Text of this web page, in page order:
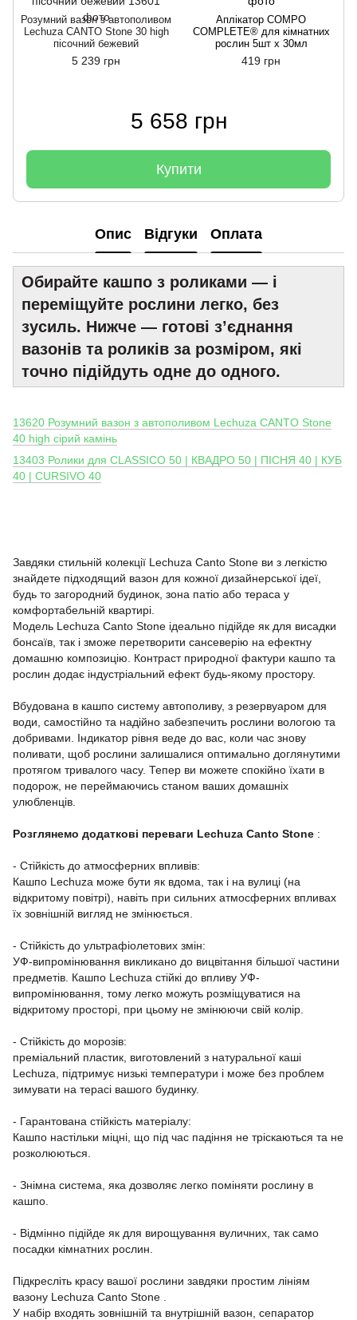
Розумний вазон з автополивом
Lechuza CANTO Stone 30 high
пісочний бежевий
5 239 грн
Аплікатор COMPO
COMPLETE® для кімнатних
рослин 5шт x 30мл
419 грн
5 658 грн
Купити
Опис Відгуки Оплата
Обирайте кашпо з роликами — і
переміщуйте рослини легко, без
зусиль. Нижче — готові з’єднання
вазонів та роликів за розміром, які
точно підійдуть одне до одного.
13620 Розумний вазон з автополивом Lechuza CANTO Stone
40 high сірий камінь
13403 Ролики для CLASSICO 50 | КВАДРО 50 | ПІСНЯ 40 | КУБ
40 | CURSIVO 40
Завдяки стильній колекції Lechuza Canto Stone ви з легкістю
знайдете підходящий вазон для кожної дизайнерської ідеї,
будь то загородний будинок, зона патіо або тераса у
комфортабельній квартирі.
Модель Lechuza Canto Stone ідеально підійде як для висадки
бонсаїв, так і зможе перетворити сансеверію на ефектну
домашню композицію. Контраст природної фактури кашпо та
рослин додає індустріальний ефект будь-якому простору.
Вбудована в кашпо систему автополиву, з резервуаром для
води, самостійно та надійно забезпечить рослини вологою та
добривами. Індикатор рівня веде до вас, коли час знову
поливати, щоб рослини залишалися оптимально доглянутими
протягом тривалого часу. Тепер ви можете спокійно їхати в
подорож, не переймаючись станом ваших домашніх
улюбленців.
Розглянемо додаткові переваги Lechuza Canto Stone :
- Стійкість до атмосферних впливів:
Кашпо Lechuza може бути як вдома, так і на вулиці (на
відкритому повітрі), навіть при сильних атмосферних впливах
їх зовнішній вигляд не змінюється.
- Стійкість до ультрафіолетових змін:
УФ-випромінювання викликано до вицвітання більшої частини
предметів. Кашпо Lechuza стійкі до впливу УФ-
випромінювання, тому легко можуть розміщуватися на
відкритому просторі, при цьому не змінюючи свій колір.
- Стійкість до морозів:
преміальний пластик, виготовлений з натуральної каші
Lechuza, підтримує низькі температури і може без проблем
зимувати на терасі вашого будинку.
- Гарантована стійкість матеріалу:
Кашпо настільки міцні, що під час падіння не тріскаються та не
розколюються.
- Знімна система, яка дозволяє легко поміняти рослину в
кашпо.
- Відмінно підійде як для вирощування вуличних, так само
посадки кімнатних рослин.
Підкресліть красу вашої рослини завдяки простим лініям
вазону Lechuza Canto Stone .
У набір входять зовнішній та внутрішній вазон, сепаратор